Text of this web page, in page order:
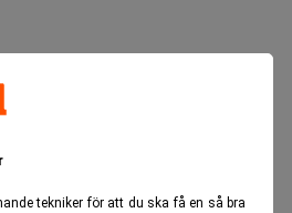
tekniker för att du ska få en så bra
Star AB, GSFO Sweden AB,
försattes i konkurs den 6 juli